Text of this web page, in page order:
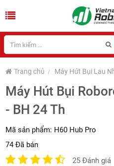
Trang chủ Máy Hút Bụi Lau
Máy Hút Bụi
- BH 24 Th
Mã sản phẩm: H60 Hub Pro
74 Đã bán
25 Đánh giá